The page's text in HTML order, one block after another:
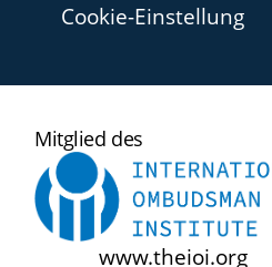
Cookie-Einstellung
Mitglied des
International
Ombudsman
Institute
www.theioi.org